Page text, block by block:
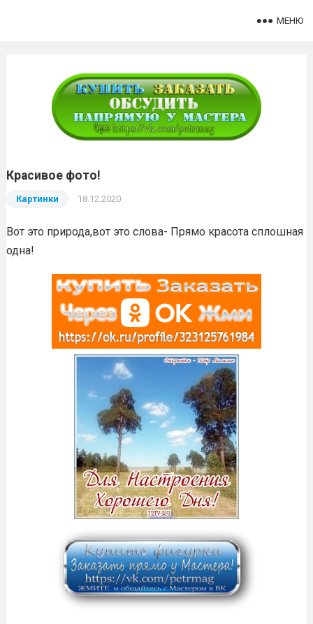
МЕНЮ
Красивое фото!
Картинки 18.12.2020
Вот это природа,вот это слова- Прямо красота сплошная
одна!